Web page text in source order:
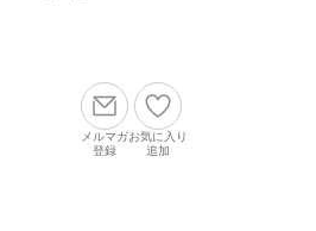
メルマガ
登録
お気に入り
追加